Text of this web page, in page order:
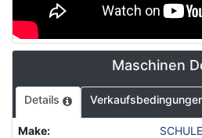
Maschinen
Details
Make: